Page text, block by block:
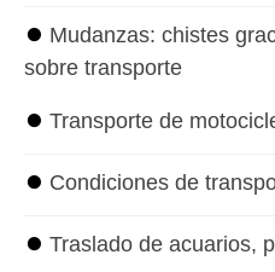
⏺ Mudanzas: chistes
sobre transporte
⏺ Transporte de
⏺ Condiciones de
⏺ Traslado de acuarios,